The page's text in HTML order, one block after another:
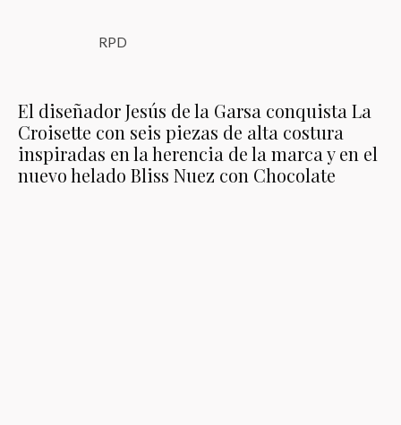
RPD
El diseñador Jesús de la Garsa conquista La
Croisette con seis piezas de alta costura
inspiradas en la herencia de la marca y en el
nuevo helado Bliss Nuez con Chocolate